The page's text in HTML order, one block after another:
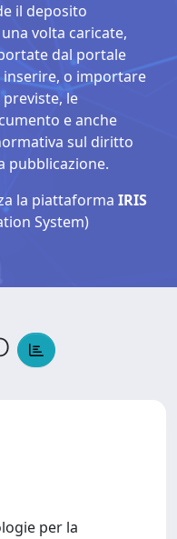
il deposito
volta caricate,
dal portale
inserire, o importare
le
e anche
sul diritto
pubblicazione.
la piattaforma IRIS
System)
per la